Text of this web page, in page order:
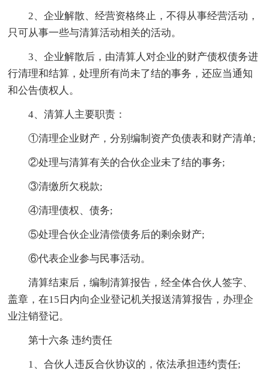
2、企业解散、经营资格终止，不得从事经营活动，
只可从事一些与清算活动相关的活动。
3、企业解散后，由清算人对企业的财产债权债务进
行清理和结算，处理所有尚未了结的事务，还应当通知
和公告债权人。
4、清算人主要职责：
①清理企业财产，分别编制资产负债表和财产清单;
②处理与清算有关的合伙企业未了结的事务;
③清缴所欠税款;
④清理债权、债务;
⑤处理合伙企业清偿债务后的剩余财产;
⑥代表企业参与民事活动。
清算结束后，编制清算报告，经全体合伙人签字、
盖章，在15日内向企业登记机关报送清算报告，办理企
业注销登记。
第十六条 违约责任
1、合伙人违反合伙协议的，依法承担违约责任;